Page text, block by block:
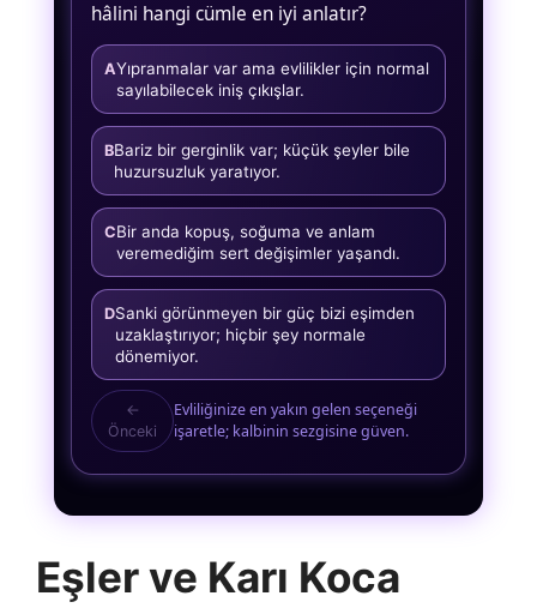
hâlini hangi cümle en iyi anlatır?
AYıpranmalar var ama evlilikler için normal
sayılabilecek iniş çıkışlar.
BBariz bir gerginlik var; küçük şeyler bile
huzursuzluk yaratıyor.
CBir anda kopuş, soğuma ve anlam
veremediğim sert değişimler yaşandı.
DSanki görünmeyen bir güç bizi eşimden
uzaklaştırıyor; hiçbir şey normale
dönemiyor.
←
Önceki
Evliliğinize en yakın gelen seçeneği
işaretle; kalbinin sezgisine güven.
Eşler ve Karı Koca